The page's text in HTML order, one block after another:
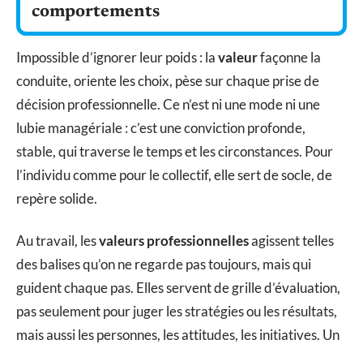
comportements
Impossible d’ignorer leur poids : lavaleurfaçonne la
conduite, oriente les choix, pèse sur chaque prise de
décision professionnelle. Ce n’est ni une mode ni une
lubie managériale : c’est une conviction profonde,
stable, qui traverse le temps et les circonstances. Pour
l’individu comme pour le collectif, elle sert de socle, de
repère solide.
Au travail, lesvaleurs professionnellesagissent telles
des balises qu’on ne regarde pas toujours, mais qui
guident chaque pas. Elles servent de grille d’évaluation,
pas seulement pour juger les stratégies ou les résultats,
mais aussi les personnes, les attitudes, les initiatives. Un